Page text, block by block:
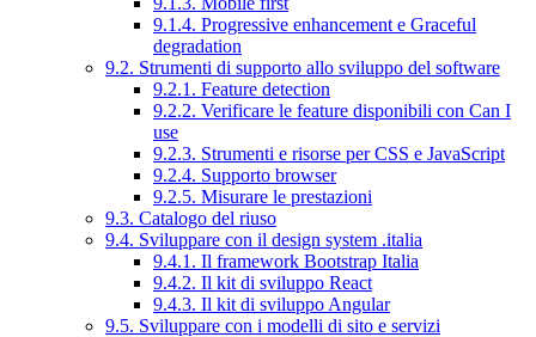
9.1.4. Progressive enhancement e Graceful
degradation
9.2. Strumenti di supporto allo sviluppo del software
9.2.1. Feature detection
9.2.2. Verificare le feature disponibili con Can I
use
9.2.3. Strumenti e risorse per CSS e JavaScript
9.2.4. Supporto browser
9.2.5. Misurare le prestazioni
9.3. Catalogo del riuso
9.4. Sviluppare con il design system .italia
9.4.1. Il framework Bootstrap Italia
9.4.2. Il kit di sviluppo React
9.4.3. Il kit di sviluppo Angular
9.5. Sviluppare con i modelli di sito e servizi